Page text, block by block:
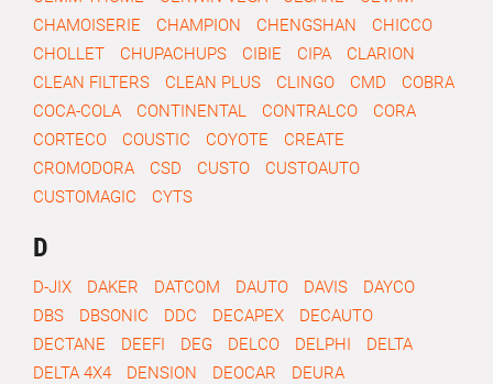
CHAMOISERIE
CHAMPION CHENGSHAN
CHICCO
CHOLLET
CHUPACHUPS CIBIE CIPA
CLARION
CLEAN FILTERS
CLEAN PLUS CLINGO CMD
COBRA
COCA-COLA
CONTINENTAL CONTRALCO
CORA
CORTECO
COUSTIC COYOTE
CREATE
CROMODORA
CSD CUSTO
CUSTOAUTO
CUSTOMAGIC
CYTS
D
D-JIX DAKER DATCOM DAUTO DAVIS
DAYCO
DBS
DBSONIC DDC DECAPEX
DECAUTO
DECTANE
DEEFI DEG DELCO DELPHI
DELTA
DELTA 4X4
DENSION DEOCAR
DEURA